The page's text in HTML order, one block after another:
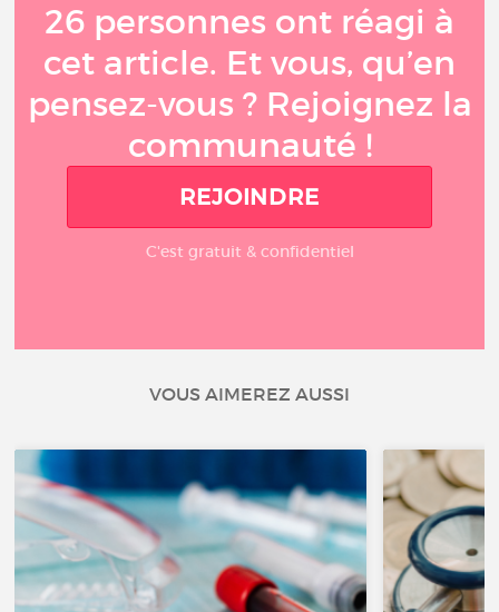
26 personnes ont réagi à
cet article. Et vous, qu’en
pensez-vous ? Rejoignez la
communauté !
REJOINDRE
C'est gratuit & confidentiel
VOUS AIMEREZ AUSSI